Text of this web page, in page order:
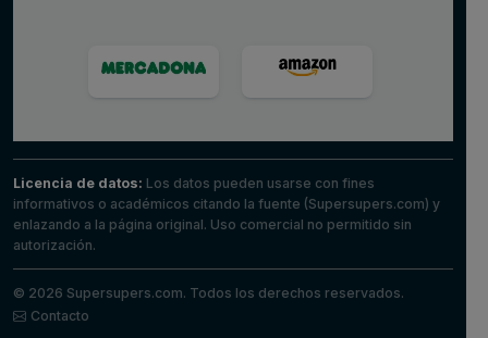
Licencia de datos: Los datos pueden usarse con fines
informativos o académicos citando la fuente (Supersupers.com) y
enlazando a la página original. Uso comercial no permitido sin
autorización.
© 2026 Supersupers.com. Todos los derechos reservados.
Contacto